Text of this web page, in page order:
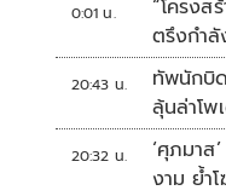
0:01 น.
“โครงส
ตรึงกำ
20:43 น.
ทัพนักบิ
ลุ้นล่าโ
กา
20:32 น.
‘ศุภมาส
งาม ย้ำ